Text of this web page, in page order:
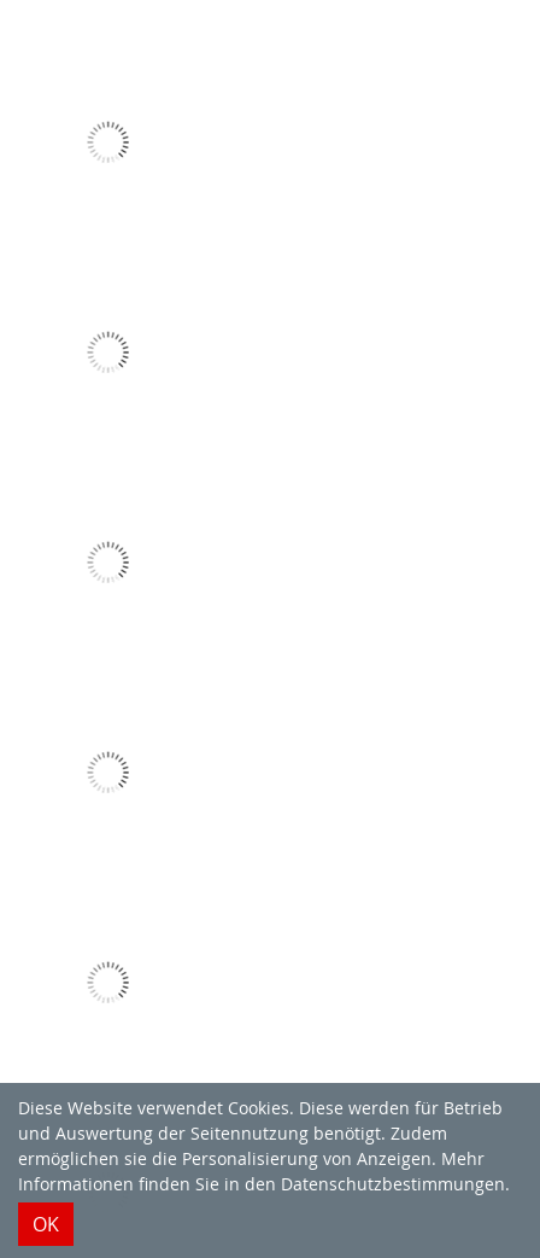
Diese Website verwendet Cookies. Diese werden für Betrieb
und Auswertung der Seitennutzung benötigt. Zudem
ermöglichen sie die Personalisierung von Anzeigen. Mehr
Informationen finden Sie in den Datenschutzbestimmungen.
OK